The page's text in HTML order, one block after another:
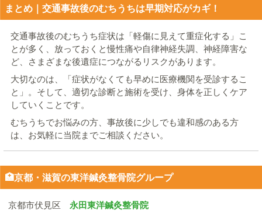
まとめ｜交通事故後のむちうちは早期対応がカギ！
交通事故後のむちうち症状は「軽傷に見えて重症化する」こ
とが多く、放っておくと慢性痛や自律神経失調、神経障害な
ど、さまざまな後遺症につながるリスクがあります。
大切なのは、「症状がなくても早めに医療機関を受診するこ
と」。そして、適切な診断と施術を受け、身体を正しくケア
していくことです。
むちうちでお悩みの方、事故後に少しでも違和感のある方
は、お気軽に当院までご相談ください。
🏥京都・滋賀の東洋鍼灸整骨院グループ
京都市伏見区 永田東洋鍼灸整骨院